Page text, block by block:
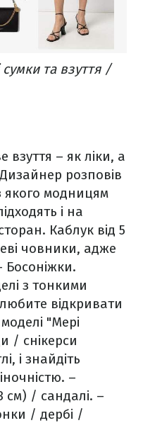
та взуття /
– як ліки, а
розповів
якого модницям
і на
Каблук від 5
човники, адже
Босоніжки.
з тонкими
відкривати
"Мері
/ снікерси
і знайдіть
–
см) / сандалі. –
/ дербі /